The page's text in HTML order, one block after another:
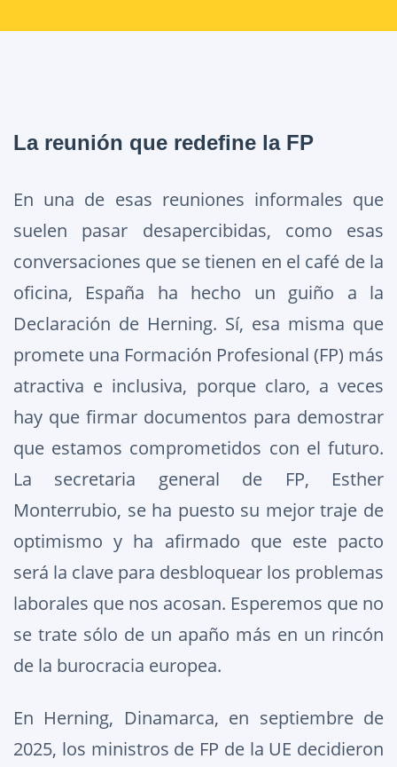
La reunión que redefine la FP
En una de esas reuniones informales que
suelen pasar desapercibidas, como esas
conversaciones que se tienen en el café de la
oficina, España ha hecho un guiño a la
Declaración de Herning. Sí, esa misma que
promete una Formación Profesional (FP) más
atractiva e inclusiva, porque claro, a veces
hay que firmar documentos para demostrar
que estamos comprometidos con el futuro.
La secretaria general de FP, Esther
Monterrubio, se ha puesto su mejor traje de
optimismo y ha afirmado que este pacto
será la clave para desbloquear los problemas
laborales que nos acosan. Esperemos que no
se trate sólo de un apaño más en un rincón
de la burocracia europea.
En Herning, Dinamarca, en septiembre de
2025, los ministros de FP de la UE decidieron